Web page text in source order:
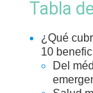
Tabla
¿Qué
10
Del